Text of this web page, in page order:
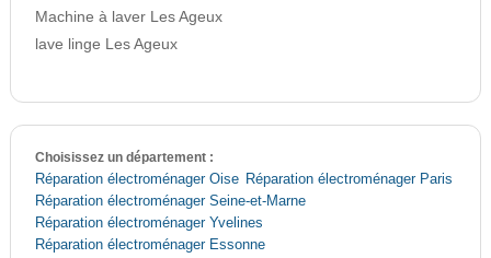
Machine à laver Les Ageux
lave linge Les Ageux
Choisissez un département :
Réparation électroménager Oise Réparation électroménager Paris
Réparation électroménager Seine-et-Marne
Réparation électroménager Yvelines
Réparation électroménager Essonne